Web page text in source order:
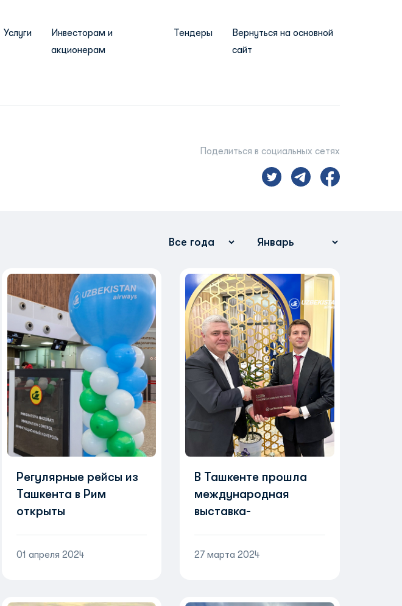
Услуги
Инвесторам и
акционерам
Тендеры
Вернуться на основной
сайт
Поделиться в социальных сетях
Регулярные рейсы из
Ташкента в Рим
открыты
01 апреля 2024
В Ташкенте прошла
международная
выставка-
27 марта 2024